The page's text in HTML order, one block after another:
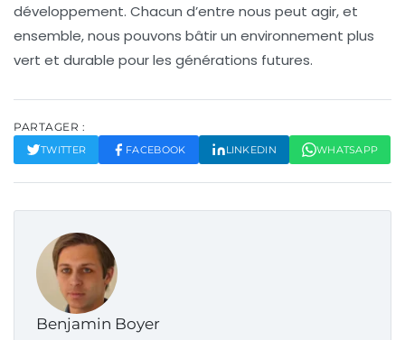
développement. Chacun d’entre nous peut agir, et
ensemble, nous pouvons bâtir un environnement plus
vert et durable pour les générations futures.
PARTAGER :
TWITTER FACEBOOK LINKEDIN WHATSAPP
Benjamin Boyer